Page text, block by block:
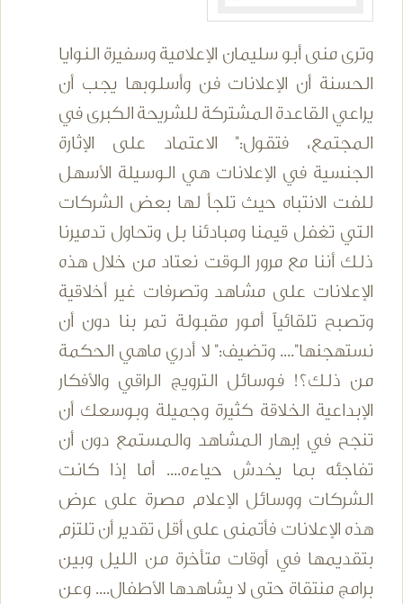
وترى منى أبو سليمان الإعلامية وسفيرة النوايا
الحسنة أن الإعلانات فن وأسلوبها يجب أن
يراعي القاعدة المشتركة للشريحة الكبرى في
المجتمع، فتقول:" الاعتماد على الإثارة
الجنسية في الإعلانات هي الوسيلة الأسهل
للفت الانتباه حيث تلجأ لها بعض الشركات
التي تغفل قيمنا ومبادئنا بل وتحاول تدميرنا
ذلك أننا مع مرور الوقت نعتاد من خلال هذه
الإعلانات على مشاهد وتصرفات غير أخلاقية
وتصبح تلقائياً أمور مقبولة تمر بنا دون أن
نستهجنها".... وتضيف:" لا أدري ماهي الحكمة
من ذلك؟! فوسائل الترويج الراقي والأفكار
الإبداعية الخلاقة كثيرة وجميلة وبوسعك أن
تنجح في إبهار المشاهد والمستمع دون أن
تفاجئه بما يخدش حياءه.... أما إذا كانت
الشركات ووسائل الإعلام مصرة على عرض
هذه الإعلانات فأتمنى على أقل تقدير أن تلتزم
بتقديمها في أوقات متأخرة من الليل وبين
برامج منتقاة حتى لا يشاهدها الأطفال.... وعن